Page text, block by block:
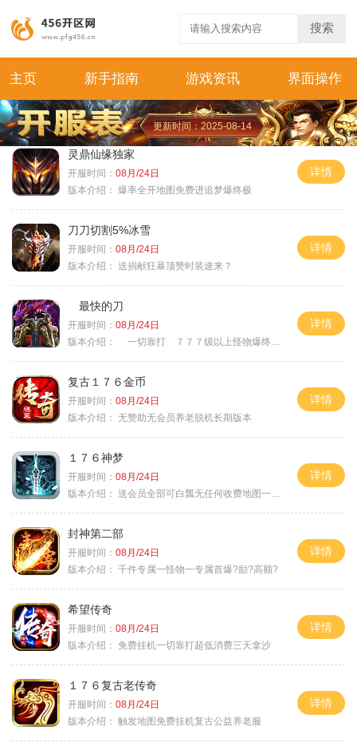
搜索
主页 新手指南 游戏资讯 界面操作
更新时间：2025-08-14
灵鼎仙缘独家
开服时间： 08月/24日
版本介绍： 爆率全开地图免费进追梦爆终极
详情
刀刀切割5%冰雪
开服时间： 08月/24日
版本介绍： 送捐献狂暴顶赞时装速来？
详情
最快的刀
开服时间： 08月/24日
版本介绍：
一切靠打 ７７７级以上怪物爆终极
详情
复古１７６金币
开服时间： 08月/24日
版本介绍： 无赞助无会员养老脱机长期版本
详情
１７６神梦
开服时间： 08月/24日
版本介绍： 送会员全部可白瓢无任何收费地图一切靠打
详情
封神第二部
开服时间： 08月/24日
版本介绍： 千件专属一怪物一专属首爆?励?高额?
详情
希望传奇
开服时间： 08月/24日
版本介绍： 免费挂机一切靠打超低消费三天拿沙
详情
１７６复古老传奇
开服时间： 08月/24日
版本介绍： 触发地图免费挂机复古公益养老服
详情